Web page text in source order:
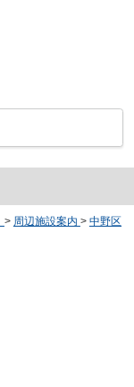
> 周辺施設案内 > 中野区